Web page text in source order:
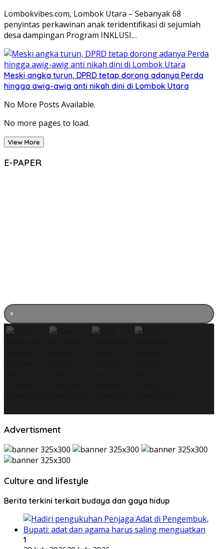
Lombokvibes.com, Lombok Utara – Sebanyak 68
penyintas perkawinan anak teridentifikasi di sejumlah
desa dampingan Program INKLUSI…
Meski angka turun, DPRD tetap dorong adanya Perda
hingga awig-awig anti nikah dini di Lombok Utara
No More Posts Available.
No more pages to load.
View More
E-PAPER
Advertisment
Culture and lifestyle
Berita terkini terkait budaya dan gaya hidup
1